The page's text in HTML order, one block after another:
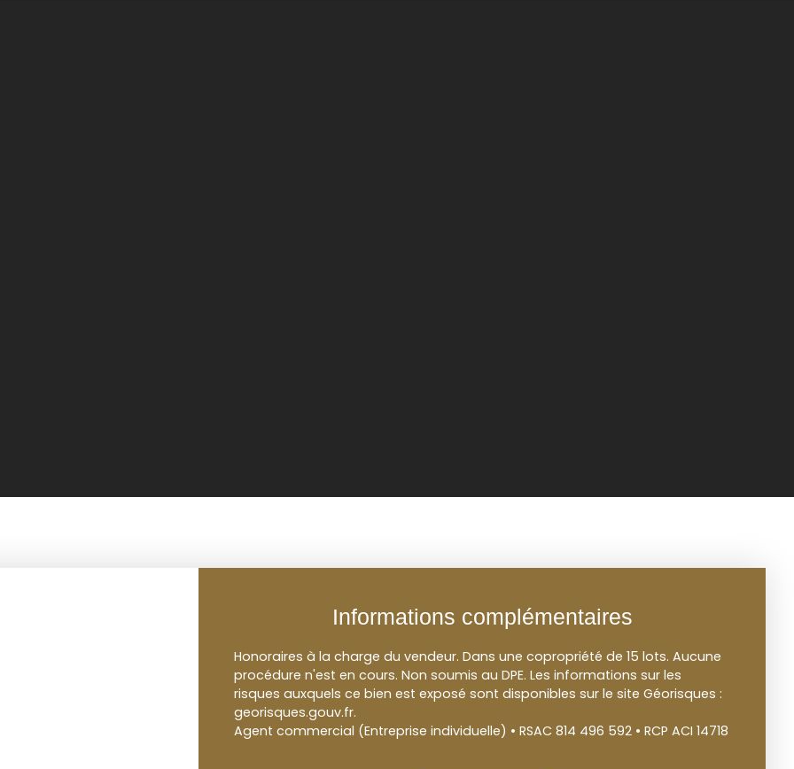
Informations complémentaires
Honoraires à la charge du vendeur. Dans une copropriété de 15 lots. Aucune
procédure n'est en cours. Non soumis au DPE. Les informations sur les
risques auxquels ce bien est exposé sont disponibles sur le site Géorisques :
georisques.gouv.fr.
Agent commercial (Entreprise individuelle) • RSAC 814 496 592 • RCP ACI 14718